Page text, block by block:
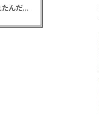
【悲報】彼女「ごめん！俺くんの貯金、情報商材に使っちゃった」→…問い詰めたらギャン泣きされたんだが俺が悪いのか？